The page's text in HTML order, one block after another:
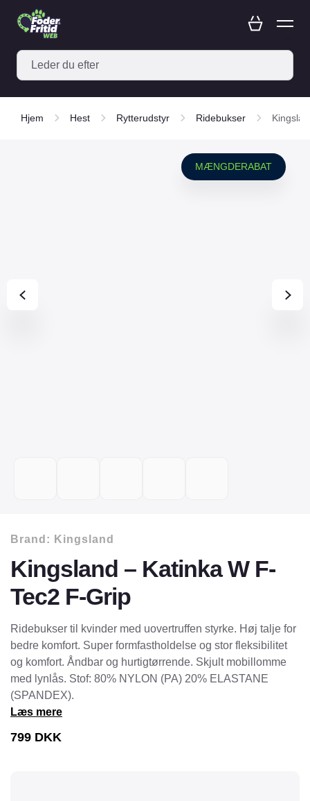
Hjem Hest Rytterudstyr Ridebukser
MÆNGDERABAT
Brand: Kingsland
Kingsland – Katinka W F-
Tec2 F-Grip
Ridebukser til kvinder med uovertruffen styrke. Høj talje for
bedre komfort. Super formfastholdelse og stor fleksibilitet
og komfort. Åndbar og hurtigtørrende. Skjult mobillomme
med lynlås. Stof: 80% NYLON (PA) 20% ELASTANE
(SPANDEX).
Læs mere
799 DKK